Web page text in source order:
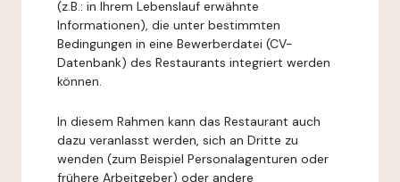
(z.B.: in Ihrem Lebenslauf erwähnte
Informationen), die unter bestimmten
Bedingungen in eine Bewerberdatei (CV-
Datenbank) des Restaurants integriert werden
können.
In diesem Rahmen kann das Restaurant auch
dazu veranlasst werden, sich an Dritte zu
wenden (zum Beispiel Personalagenturen oder
frühere Arbeitgeber) oder andere